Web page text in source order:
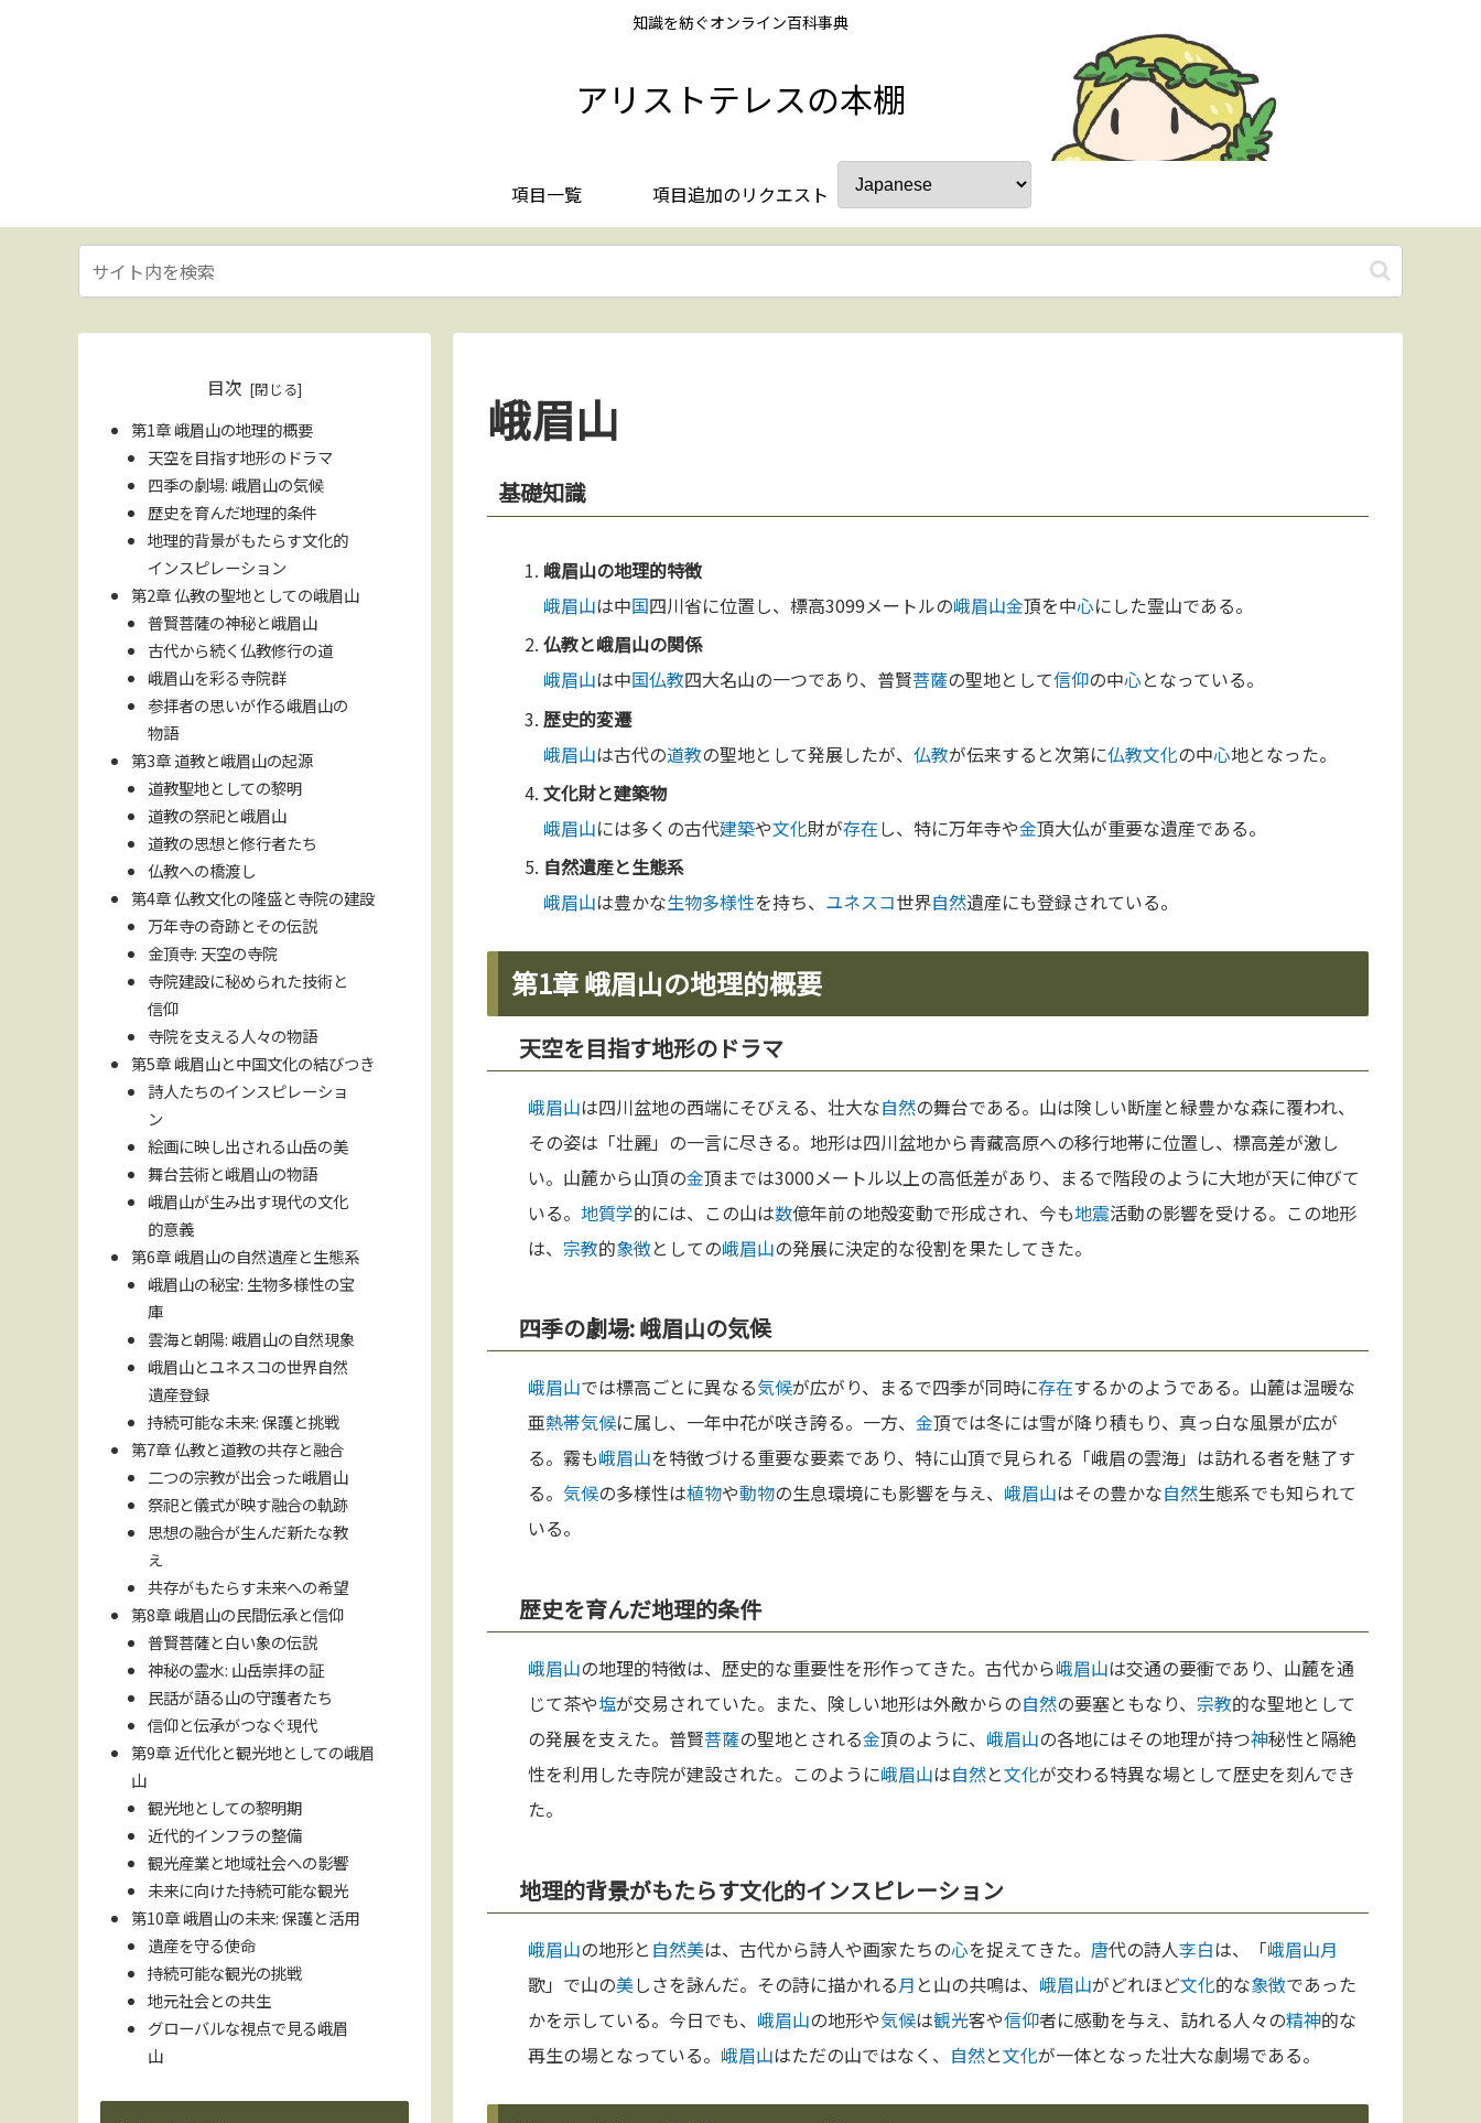
知識を紡ぐオンライン百科事典
アリストテレスの本棚
項目一覧 項目追加のリクエスト
峨眉山
基礎知識
峨眉山の地理的特徴
峨眉山は中国四川省に位置し、標高3099メートルの峨眉山金頂を中心にした霊山である。
仏教と峨眉山の関係
峨眉山は中国仏教四大名山の一つであり、普賢菩薩の聖地として信仰の中心となっている。
歴史的変遷
峨眉山は古代の道教の聖地として発展したが、仏教が伝来すると次第に仏教文化の中心地となった。
文化財と建築物
峨眉山には多くの古代建築や文化財が存在し、特に万年寺や金頂大仏が重要な遺産である。
自然遺産と生態系
峨眉山は豊かな生物多様性を持ち、 ユネスコ世界自然遺産にも登録されている。
第1章 峨眉山の地理的概要
天空を目指す地形のドラマ
峨眉山は四川盆地の西端にそびえる、壮大な自然の舞台である。山は険しい断崖と緑豊かな森に覆われ、
その姿は「壮麗」の一言に尽きる。地形は四川盆地から青藏高原への移行地帯に位置し、標高差が激し
い。山麓から山頂の金頂までは3000メートル以上の高低差があり、まるで階段のように大地が天に伸びて
いる。 地質学的には、この山は数億年前の地殻変動で形成され、今も地震活動の影響を受ける。この地形
は、 宗教的象徴としての峨眉山の発展に決定的な役割を果たしてきた。
四季の劇場: 峨眉山の気候
峨眉山では標高ごとに異なる気候が広がり、まるで四季が同時に存在するかのようである。山麓は温暖な
亜熱帯気候に属し、一年中花が咲き誇る。一方、 金頂では冬には雪が降り積もり、真っ白な風景が広が
る。霧も峨眉山を特徴づける重要な要素であり、特に山頂で見られる「峨眉の雲海」は訪れる者を魅了す
る。 気候の多様性は植物や動物の生息環境にも影響を与え、 峨眉山はその豊かな自然生態系でも知られて
いる。
歴史を育んだ地理的条件
峨眉山の地理的特徴は、歴史的な重要性を形作ってきた。古代から峨眉山は交通の要衝であり、山麓を通
じて茶や塩が交易されていた。また、険しい地形は外敵からの自然の要塞ともなり、 宗教的な聖地として
の発展を支えた。普賢菩薩の聖地とされる金頂のように、 峨眉山の各地にはその地理が持つ神秘性と隔絶
性を利用した寺院が建設された。このように峨眉山は自然と文化が交わる特異な場として歴史を刻んでき
た。
地理的背景がもたらす文化的インスピレーション
峨眉山の地形と 自然美は、古代から詩人や画家たちの心を捉えてきた。 唐代の詩人李白は、「峨眉山月
歌」で山の美しさを詠んだ。その詩に描かれる月 と山の共鳴は、 峨眉山がどれほど文化的な象徴であった
かを示している。今日でも、 峨眉山の地形や気候は観光客や信仰者に感動を与え、訪れる人々の精神的な
再生の場となっている。 峨眉山はただの山ではなく、 自然と文化が一体となった壮大な劇場である。
目次
第1章 峨眉山の地理的概要
天空を目指す地形のドラマ
四季の劇場: 峨眉山の気候
歴史を育んだ地理的条件
地理的背景がもたらす文化的
インスピレーション
第2章 仏教の聖地としての峨眉山
普賢菩薩の神秘と峨眉山
古代から続く仏教修行の道
峨眉山を彩る寺院群
参拝者の思いが作る峨眉山の
物語
第3章 道教と峨眉山の起源
道教聖地としての黎明
道教の祭祀と峨眉山
道教の思想と修行者たち
仏教への橋渡し
第4章 仏教文化の隆盛と寺院の建設
万年寺の奇跡とその伝説
金頂寺: 天空の寺院
寺院建設に秘められた技術と
信仰
寺院を支える人々の物語
第5章 峨眉山と中国文化の結びつき
詩人たちのインスピレーショ
ン
絵画に映し出される山岳の美
舞台芸術と峨眉山の物語
峨眉山が生み出す現代の文化
的意義
第6章 峨眉山の自然遺産と生態系
峨眉山の秘宝: 生物多様性の宝
庫
雲海と朝陽: 峨眉山の自然現象
峨眉山とユネスコの世界自然
遺産登録
持続可能な未来: 保護と挑戦
第7章 仏教と道教の共存と融合
二つの宗教が出会った峨眉山
祭祀と儀式が映す融合の軌跡
思想の融合が生んだ新たな教
え
共存がもたらす未来への希望
第8章 峨眉山の民間伝承と信仰
普賢菩薩と白い象の伝説
神秘の霊水: 山岳崇拝の証
民話が語る山の守護者たち
信仰と伝承がつなぐ現代
第9章 近代化と観光地としての峨眉
山
観光地としての黎明期
近代的インフラの整備
観光産業と地域社会への影響
未来に向けた持続可能な観光
第10章 峨眉山の未来: 保護と活用
遺産を守る使命
持続可能な観光の挑戦
地元社会との共生
グローバルな視点で見る峨眉
山